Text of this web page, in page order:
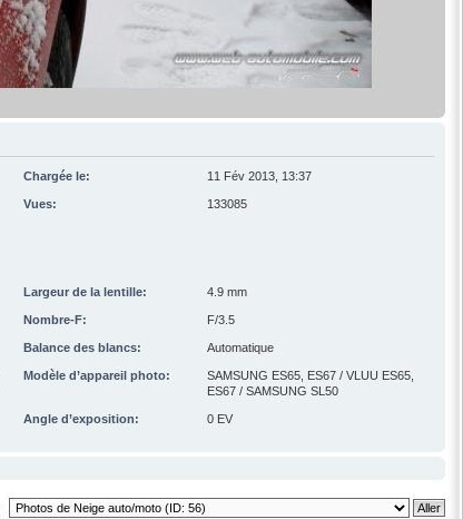
Chargée le: 11 Fév 2013, 13:37
Vues: 133085
Largeur de la lentille: 4.9 mm
Nombre-F: F/3.5
Balance des blancs: Automatique
Modèle d’appareil photo:
SAMSUNG ES65, ES67 / VLUU ES65,
ES67 / SAMSUNG SL50
Angle d’exposition:
0 EV